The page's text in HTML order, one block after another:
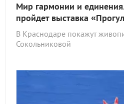
Мир гармонии и
пройдет выставка
В Краснодаре покажут
Сокольниковой